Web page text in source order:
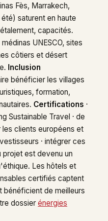
Fès, Marrakech,
saturent en haute
capacités.
médinas UNESCO, sites
côtiers et désert
Inclusion
bénéficier les villages
formation,
Certifications ·
Sustainable Travel · de
les clients européens et
· intégrer ces
est devenu un
Les hôtels et
certifiés captent
bénéficient de meilleurs
dossier énergies